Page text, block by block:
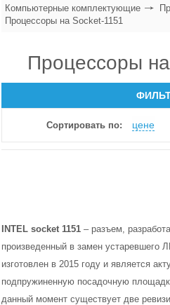
Компьютерные комплектующие
Процессоры на Socket-1151
Процессоры
Сортировать по: цене
INTEL socket 1151 – разъем,
произведенный в замен устаревшего
изготовлен в 2015 году и является
подпружиненную посадочную
данный момент существует две